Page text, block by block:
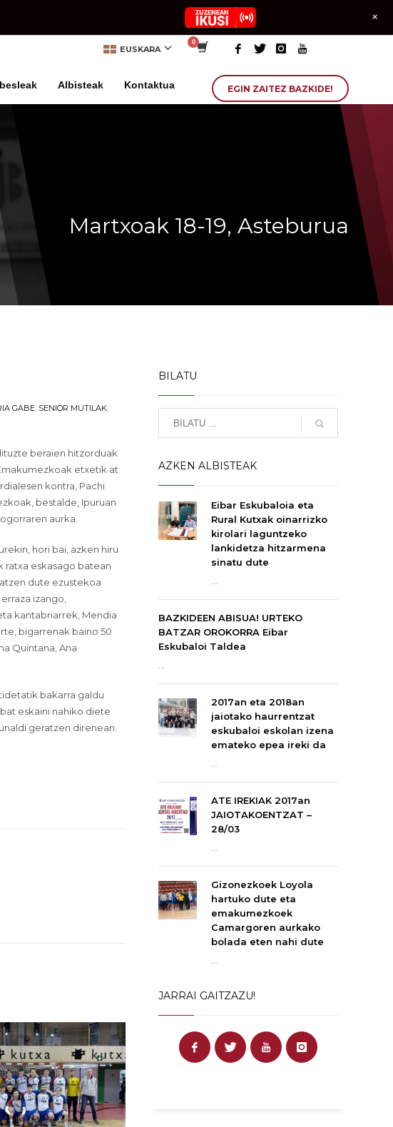
EUSKARA
Albisteak Kontaktua EGIN ZAITEZ BAZKIDE!
Martxoak 18-19, Asteburua
GABE, SENIOR MUTILAK,
beraien hitzorduak
etxetik at
kontra, Pachi
bestalde, Ipuruan
aurka.
hori bai, azken hiru
ratxa eskasago batean
dute ezustekoa
izango,
kantabriarrek, Mendia
bigarrenak baino 50
Quintana, Ana
bakarra galdu
eskaini nahiko diete
geratzen direnean.
BILATU
AZKEN ALBISTEAK
Eibar Eskubaloia eta
Rural Kutxak oinarrizko
kirolari laguntzeko
lankidetza hitzarmena
sinatu dute
BAZKIDEEN ABISUA! URTEKO
BATZAR OROKORRA Eibar
Eskubaloi Taldea
2017an eta 2018an
jaiotako haurrentzat
eskubaloi eskolan izena
emateko epea ireki da
ATE IREKIAK 2017an
JAIOTAKOENTZAT –
28/03
Gizonezkoek Loyola
hartuko dute eta
emakumezkoek
Camargoren aurkako
bolada eten nahi dute
JARRAI GAITZAZU!
+